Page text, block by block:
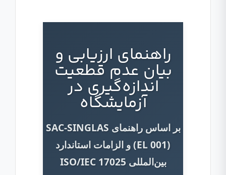
راهنمای ارزیابی و
بیان عدم قطعیت
اندازه‌گیری در
آزمایشگاه
بر اساس راهنمای SAC-SINGLAS
(EL 001) و الزامات استاندارد
بین‌المللی ISO/IEC 17025